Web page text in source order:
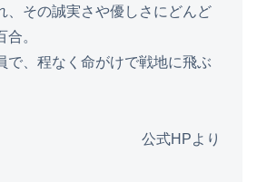
、その誠実さや優しさにどんど
。
で、程なく命がけで戦地に飛ぶ
公式HPより